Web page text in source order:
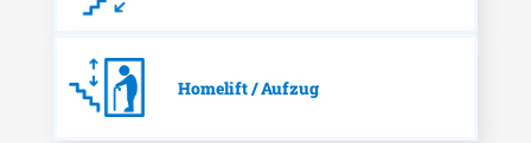
Homelift / Aufzug